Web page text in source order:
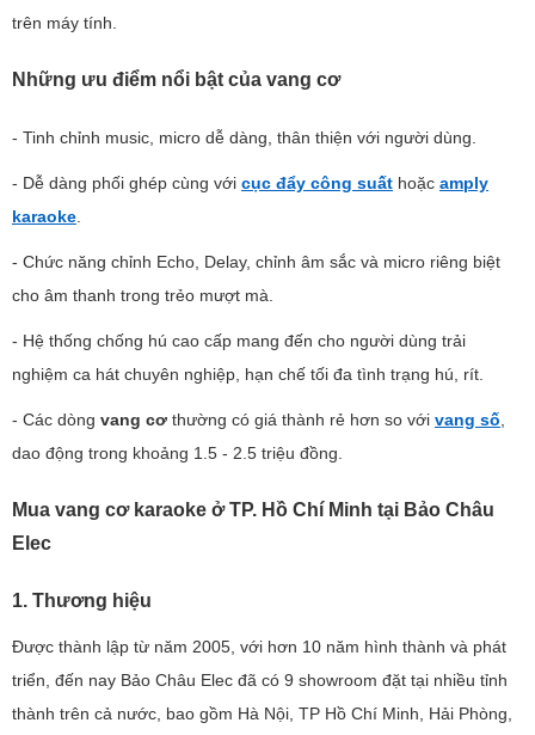
trên máy tính.
Những ưu điểm nổi bật của vang cơ
- Tinh chỉnh music, micro dễ dàng, thân thiện với người dùng.
- Dễ dàng phối ghép cùng với cục đẩy công suất hoặc amply
karaoke
- Chức năng chỉnh Echo, Delay, chỉnh âm sắc và micro riêng biệt
cho âm thanh trong trẻo mượt mà.
- Hệ thống chống hú cao cấp mang đến cho người dùng trải
nghiệm ca hát chuyên nghiệp, hạn chế tối đa tình trạng hú, rít.
- Các dòng vang cơ thường có giá thành rẻ hơn so với vang số
dao động trong khoảng 1.5 - 2.5 triệu đồng.
Mua vang cơ karaoke ở TP. Hồ Chí Minh tại Bảo Châu
Elec
1. Thương hiệu
Được thành lập từ năm 2005, với hơn 10 năm hình thành và phát
triển, đến nay Bảo Châu Elec đã có 9 showroom đặt tại nhiều tỉnh
thành trên cả nước, bao gồm Hà Nội, TP Hồ Chí Minh, Hải Phòng,